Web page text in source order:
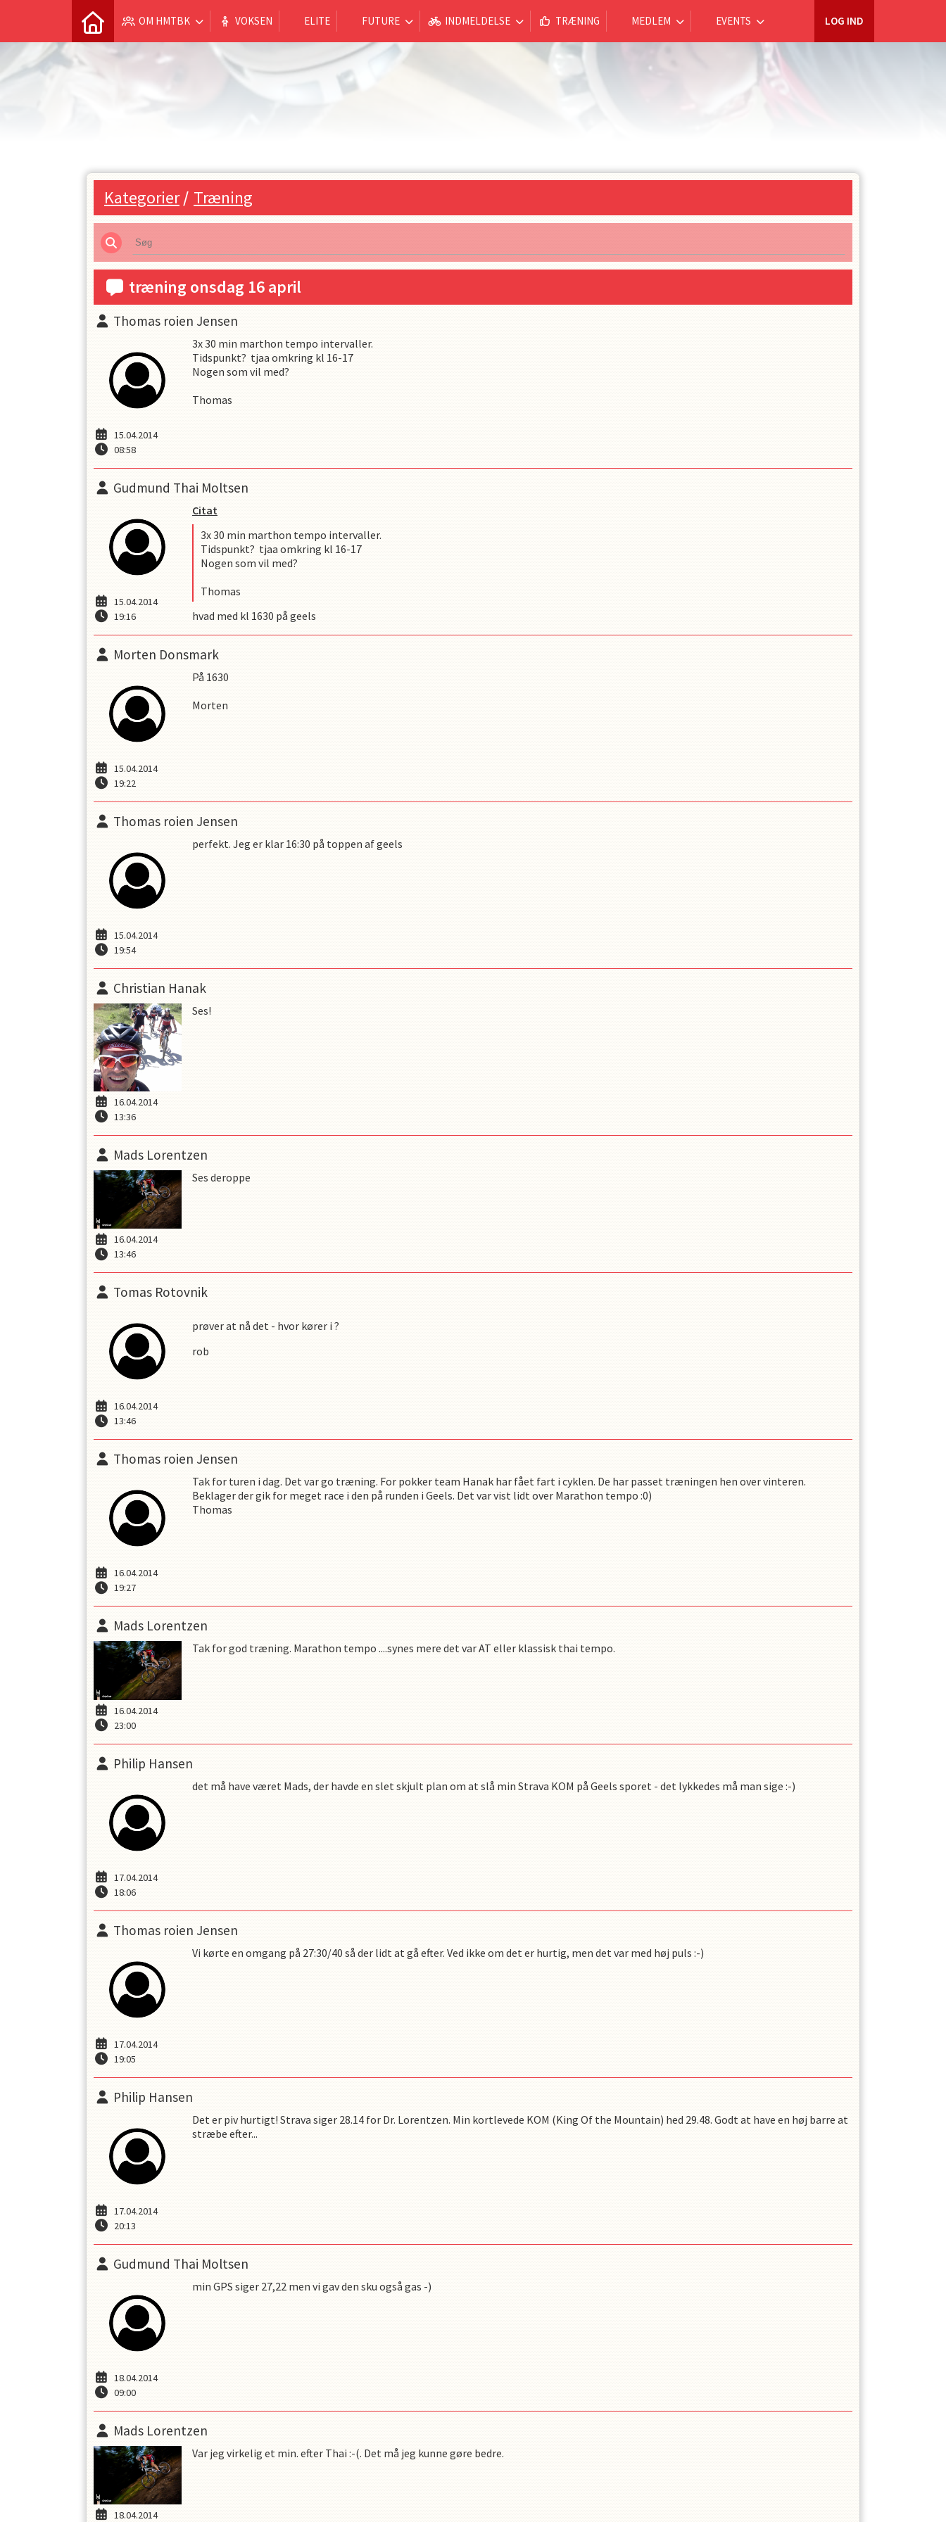
OM HMTBK VOKSEN ELITE FUTURE INDMELDELSE TRÆNING MEDLEM EVENTS LOG IND
Kategorier/ Træning
træning onsdag 16 april
Thomas roien Jensen
15.04.2014
08:58
3x 30 min marthon tempo intervaller.
Tidspunkt? tjaa omkring kl 16-17
Nogen som vil med?
Thomas
Gudmund Thai Moltsen
15.04.2014
19:16
Citat
3x 30 min marthon tempo intervaller.
Tidspunkt? tjaa omkring kl 16-17
Nogen som vil med?
Thomas
hvad med kl 1630 på geels
Morten Donsmark
15.04.2014
19:22
På 1630
Morten
Thomas roien Jensen
15.04.2014
19:54
perfekt. Jeg er klar 16:30 på toppen af geels
Christian Hanak
16.04.2014
13:36
Ses!
Mads Lorentzen
16.04.2014
13:46
Ses deroppe
Tomas Rotovnik
16.04.2014
13:46
prøver at nå det - hvor kører i ?
rob
Thomas roien Jensen
16.04.2014
19:27
Tak for turen i dag. Det var go træning. For pokker team Hanak har fået fart i cyklen. De har passet træningen hen over vinteren.
Beklager der gik for meget race i den på runden i Geels. Det var vist lidt over Marathon tempo :0)
Thomas
Mads Lorentzen
16.04.2014
23:00
Tak for god træning. Marathon tempo ....synes mere det var AT eller klassisk thai tempo.
Philip Hansen
17.04.2014
18:06
det må have været Mads, der havde en slet skjult plan om at slå min Strava KOM på Geels sporet - det lykkedes må man sige :-)
Thomas roien Jensen
17.04.2014
19:05
Vi kørte en omgang på 27:30/40 så der lidt at gå efter. Ved ikke om det er hurtig, men det var med høj puls :-)
Philip Hansen
17.04.2014
20:13
Det er piv hurtigt! Strava siger 28.14 for Dr. Lorentzen. Min kortlevede KOM (King Of the Mountain) hed 29.48. Godt at have en høj barre at
stræbe efter...
Gudmund Thai Moltsen
18.04.2014
09:00
min GPS siger 27,22 men vi gav den sku også gas -)
Mads Lorentzen
18.04.2014
Var jeg virkelig et min. efter Thai :-(. Det må jeg kunne gøre bedre.